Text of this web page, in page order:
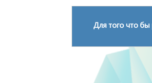
Для того что бы